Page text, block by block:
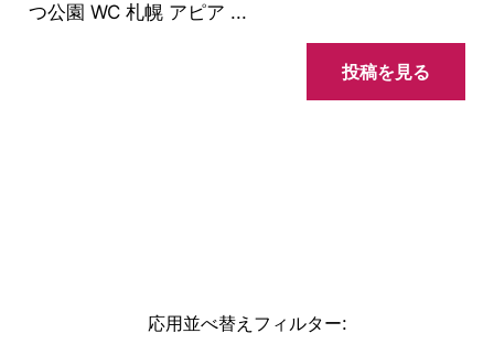
つ公園 WC 札幌 アピア ...
投稿を見る
応用並べ替えフィルター: